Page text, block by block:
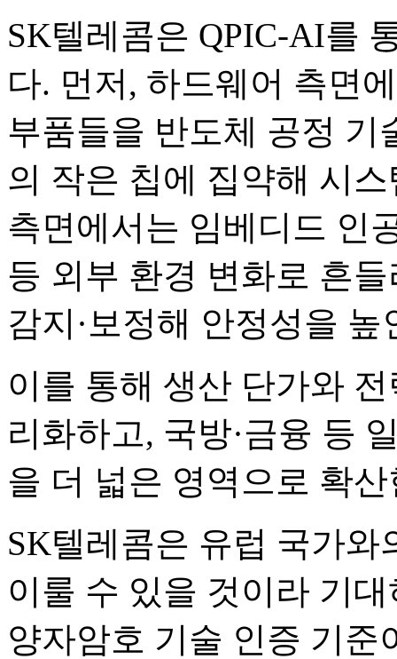
SK텔레콤은 QPIC-AI를
다. 먼저, 하드웨어 측면
부품들을 반도체 공정 기
의 작은 칩에 집약해 시
측면에서는 임베디드 인
등 외부 환경 변화로 흔
감지·보정해 안정성을 높
이를 통해 생산 단가와
리화하고, 국방·금융 등
을 더 넓은 영역으로 확
SK텔레콤은 유럽 국가
이룰 수 있을 것이라 기
양자암호 기술 인증 기준